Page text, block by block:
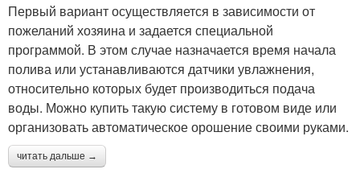
Первый вариант осуществляется в зависимости от
пожеланий хозяина и задается специальной
программой. В этом случае назначается время начала
полива или устанавливаются датчики увлажнения,
относительно которых будет производиться подача
воды. Можно купить такую систему в готовом виде или
организовать автоматическое орошение своими руками.
читать дальше →